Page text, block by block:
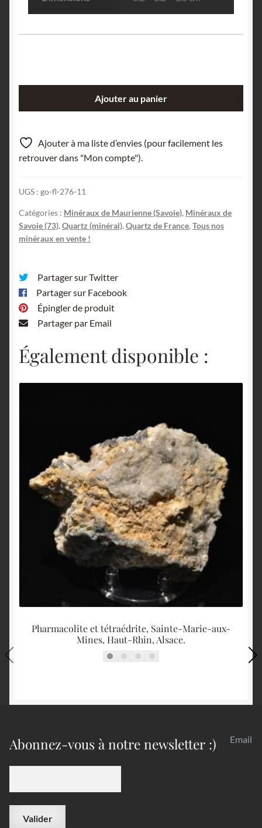
à
âme,
Le
Maurienne,
Savoie.
Ajouter au panier
Ajouter à ma liste d’envies (pour facilement les
retrouver dans "Mon compte").
UGS : go-fl-276-11
Catégories : Minéraux de Maurienne (Savoie), Minéraux de
Savoie (73),Quartz (minéral),Quartz de France,Tous nos
minéraux en vente !
Partager sur Twitter
Partager sur Facebook
Épingler de produit
Partager par Email
Également disponible :
Pharmacolite et tétraédrite, Sainte-Marie-aux-
Mines, Haut-Rhin, Alsace.
Abonnez-vous à notre newsletter :) Email